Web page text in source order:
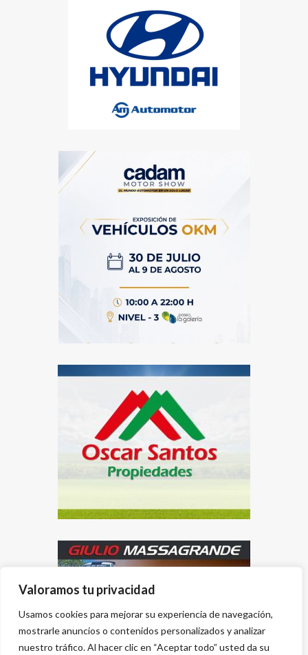
Valoramos tu privacidad
Usamos cookies para mejorar su experiencia de navegación,
mostrarle anuncios o contenidos personalizados y analizar
nuestro tráfico. Al hacer clic en “Aceptar todo” usted da su